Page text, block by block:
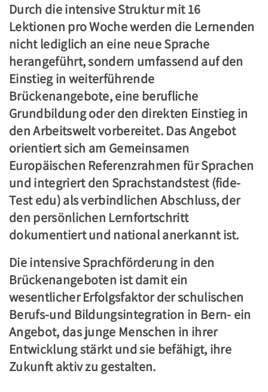
Durch die intensive Struktur mit 16
Lektionen pro Woche werden die Lernenden
nicht lediglich an eine neue Sprache
herangeführt, sondern umfassend auf den
Einstieg in weiterführende
Brückenangebote, eine berufliche
Grundbildung oder den direkten Einstieg in
den Arbeitswelt vorbereitet. Das Angebot
orientiert sich am Gemeinsamen
Europäischen Referenzrahmen für Sprachen
und integriert den Sprachstandstest (fide-
Test edu) als verbindlichen Abschluss, der
den persönlichen Lernfortschritt
dokumentiert und national anerkannt ist.
Die intensive Sprachförderung in den
Brückenangeboten ist damit ein
wesentlicher Erfolgsfaktor der schulischen
Berufs-und Bildungsintegration in Bern- ein
Angebot, das junge Menschen in ihrer
Entwicklung stärkt und sie befähigt, ihre
Zukunft aktiv zu gestalten.